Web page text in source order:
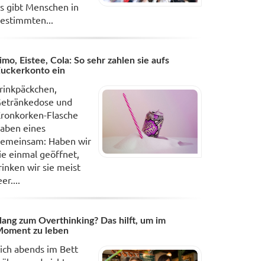
gibt Menschen in
Eistee, Cola: So sehr zahlen sie aufs
ein
und
Flasche
eines
Haben wir
einmal geöffnet,
wir sie meist
zum Overthinking? Das hilft, um im
zu leben
abends im Bett